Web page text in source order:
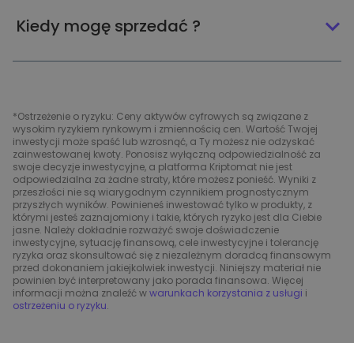
Kiedy mogę sprzedać ?
*Ostrzeżenie o ryzyku: Ceny aktywów cyfrowych są związane z
wysokim ryzykiem rynkowym i zmiennością cen. Wartość Twojej
inwestycji może spaść lub wzrosnąć, a Ty możesz nie odzyskać
zainwestowanej kwoty. Ponosisz wyłączną odpowiedzialność za
swoje decyzje inwestycyjne, a platforma Kriptomat nie jest
odpowiedzialna za żadne straty, które możesz ponieść. Wyniki z
przeszłości nie są wiarygodnym czynnikiem prognostycznym
przyszłych wyników. Powinieneś inwestować tylko w produkty, z
którymi jesteś zaznajomiony i takie, których ryzyko jest dla Ciebie
jasne. Należy dokładnie rozważyć swoje doświadczenie
inwestycyjne, sytuację finansową, cele inwestycyjne i tolerancję
ryzyka oraz skonsultować się z niezależnym doradcą finansowym
przed dokonaniem jakiejkolwiek inwestycji. Niniejszy materiał nie
powinien być interpretowany jako porada finansowa. Więcej
informacji można znaleźć wwarunkach korzystania z usługi i
ostrzeżeniu o ryzyku.